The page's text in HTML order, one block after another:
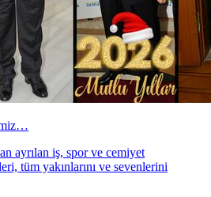
ayrılan iş, spor ve cemiyet
tüm yakınlarını ve sevenlerini